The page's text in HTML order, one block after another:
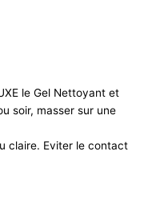
le Gel Nettoyant et
soir, masser sur une
claire. Eviter le contact